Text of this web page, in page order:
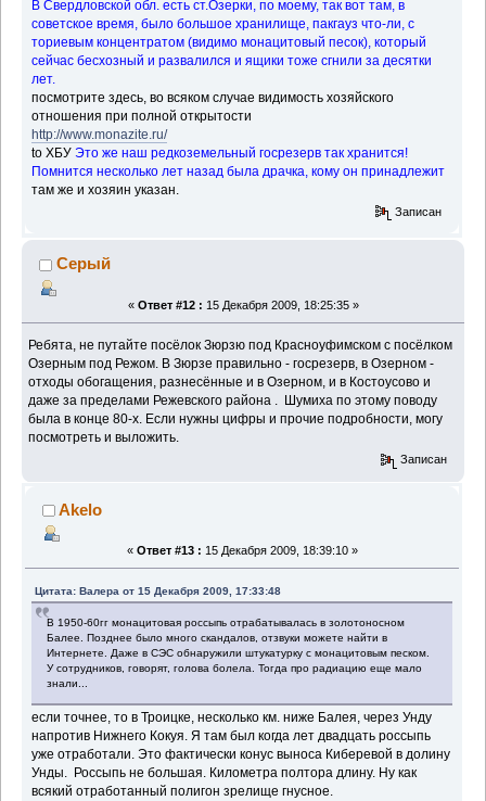
В Свердловской обл. есть ст.Озерки, по моему, так вот там, в
советское время, было большое хранилище, пакгауз что-ли, с
ториевым концентратом (видимо монацитовый песок), который
сейчас бесхозный и развалился и ящики тоже сгнили за десятки
лет.
посмотрите здесь, во всяком случае видимость хозяйского
отношения при полной открытости
http://www.monazite.ru/
to ХБУЭто же наш редкоземельный госрезерв так хранится!
Помнится несколько лет назад была драчка, кому он принадлежит
там же и хозяин указан.
Записан
Серый
« Ответ #12 : 15 Декабря 2009, 18:25:35 »
Ребята, не путайте посёлок Зюрзю под Красноуфимском с посёлком
Озерным под Режом. В Зюрзе правильно - госрезерв, в Озерном -
отходы обогащения, разнесённые и в Озерном, и в Костоусово и
даже за пределами Режевского района . Шумиха по этому поводу
была в конце 80-х. Если нужны цифры и прочие подробности, могу
посмотреть и выложить.
Записан
Akelo
« Ответ #13 : 15 Декабря 2009, 18:39:10 »
Цитата: Валера от 15 Декабря 2009, 17:33:48
В 1950-60гг монацитовая россыпь отрабатывалась в золотоносном
Балее. Позднее было много скандалов, отзвуки можете найти в
Интернете. Даже в СЭС обнаружили штукатурку с монацитовым песком.
У сотрудников, говорят, голова болела. Тогда про радиацию еще мало
знали...
если точнее, то в Троицке, несколько км. ниже Балея, через Унду
напротив Нижнего Кокуя. Я там был когда лет двадцать россыпь
уже отработали. Это фактически конус выноса Киберевой в долину
Унды. Россыпь не большая. Километра полтора длину. Ну как
всякий отработанный полигон зрелище гнусное.